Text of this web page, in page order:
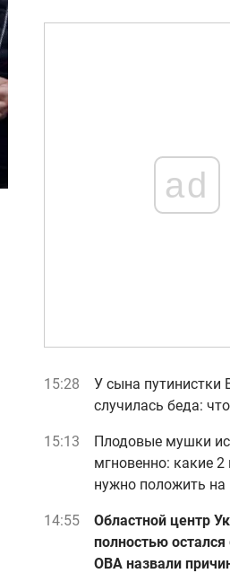
ad
15:28
У сына путинистки
случилась беда:
15:13
Плодовые мушки
мгновенно: какие 2
нужно положить на
14:55
Областной центр
полностью остался
ОВА назвали